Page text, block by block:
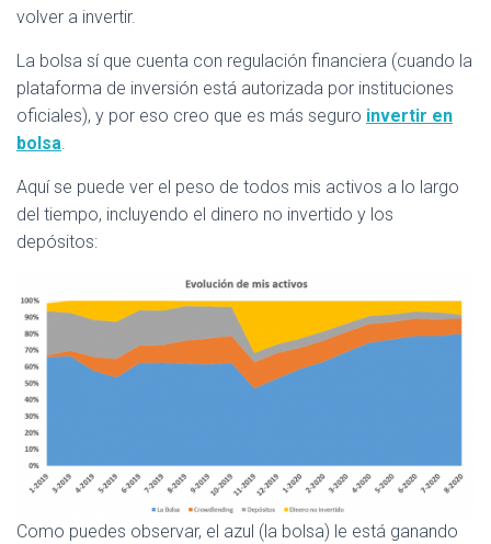
volver a invertir.
La bolsa sí que cuenta con regulación financiera (cuando la
plataforma de inversión está autorizada por instituciones
oficiales), y por eso creo que es más seguro invertir en
bolsa.
Aquí se puede ver el peso de todos mis activos a lo largo
del tiempo, incluyendo el dinero no invertido y los
depósitos:
Como puedes observar, el azul (la bolsa) le está ganando